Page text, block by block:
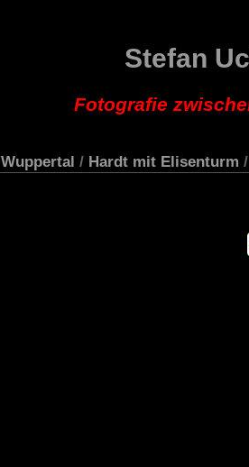
Stefan
Fotografie
Wuppertal / Hardt mit Elisenturm /